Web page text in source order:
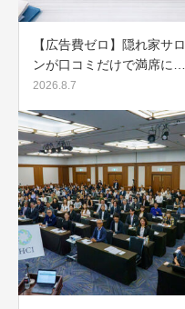
【広告費ゼロ】隠れ家サロ
ンが口コミだけで満席に…
2026.8.7